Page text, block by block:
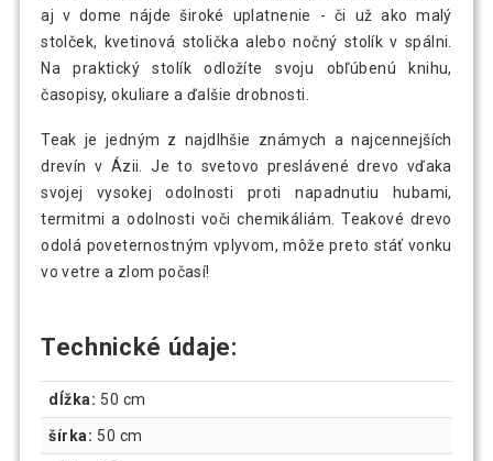
aj v dome nájde široké uplatnenie - či už ako malý
stolček, kvetinová stolička alebo nočný stolík v spálni.
Na praktický stolík odložíte svoju obľúbenú knihu,
časopisy, okuliare a ďalšie drobnosti.
Teak je jedným z najdlhšie známych a najcennejších
drevín v Ázii. Je to svetovo preslávené drevo vďaka
svojej vysokej odolnosti proti napadnutiu hubami,
termitmi a odolnosti voči chemikáliám. Teakové drevo
odolá poveternostným vplyvom, môže preto stáť vonku
vo vetre a zlom počasí!
Technické údaje:
dĺžka: 50 cm
šírka: 50 cm